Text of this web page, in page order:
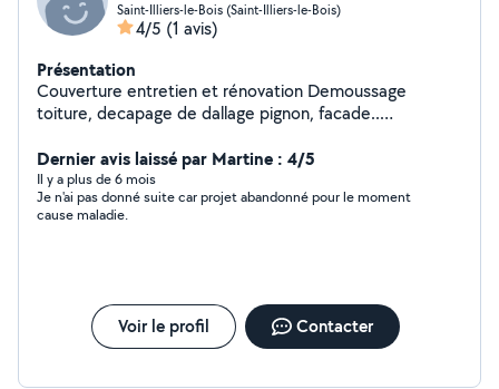
Saint-Illiers-le-Bois (Saint-Illiers-le-Bois)
4/5 (1 avis)
Présentation
Couverture entretien et rénovation Demoussage
toiture, decapage de dallage pignon, facade..
en tout genre (cave, maison grenier, appartement..)
Demolition
Dernier avis laissé par Martine : 4/5
Il y a plus de 6 mois
Je n'ai pas donné suite car projet abandonné pour le moment
cause maladie.
Voir le profil Contacter